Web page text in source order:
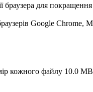
браузера для
Google Chrome,
кожного файлу 10.0 MB